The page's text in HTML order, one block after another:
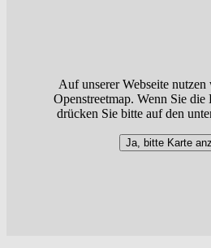
Auf unserer Webseite
Openstreetmap. Wenn Sie
drücken Sie bitte auf den
Ja, bitte Karte